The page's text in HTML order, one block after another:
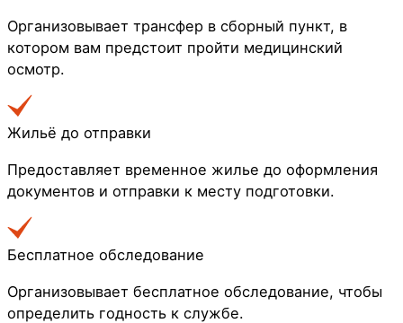
Организовывает трансфер в сборный пункт, в
котором вам предстоит пройти медицинский
осмотр.
Жильё до отправки
Предоставляет временное жилье до оформления
документов и отправки к месту подготовки.
Бесплатное обследование
Организовывает бесплатное обследование, чтобы
определить годность к службе.